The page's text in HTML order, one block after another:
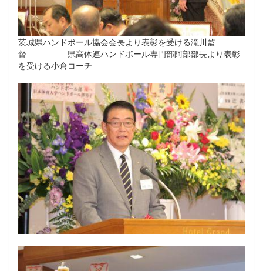
茨城県ハンドボール協会会長より表彰を受ける滝川監
督 県高体連ハンドボール専門部阿部部長より表彰
を受ける小倉コーチ